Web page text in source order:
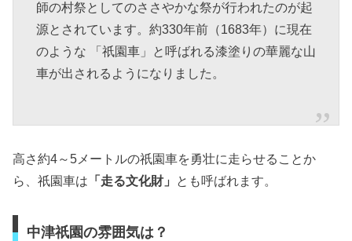
師の村祭としてのささやかな祭が行われたのが起
源とされています。約330年前（1683年）に現在
のような 「祇園車」と呼ばれる漆塗りの華麗な山
車が出されるようになりました。
高さ約4～5メートルの祇園車を勇壮に走らせることか
ら、祇園車は 「走る文化財」 とも呼ばれます。
中津祇園の雰囲気は？